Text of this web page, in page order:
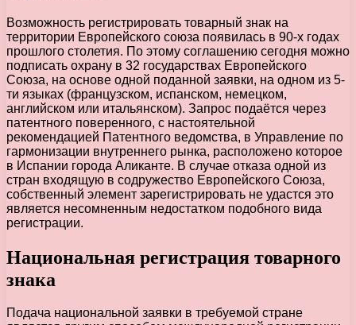
Возможность регистрировать товарный знак на
территории Европейского союза появилась в 90-х годах
прошлого столетия. По этому соглашению сегодня можно
подписать охрану в 32 государствах Европейского
Союза, на основе одной поданной заявки, на одном из 5-
ти языках (французском, испанском, немецком,
английском или итальянском). Запрос подаётся через
патентного поверенного, с настоятельной
рекомендацией Патентного ведомства, в Управление по
гармонизации внутреннего рынка, расположено которое
в Испании города Аликанте. В случае отказа одной из
стран входящую в содружество Европейского Союза,
собственный элемент зарегистрировать не удастся это
является несомненным недостатком подобного вида
регистрации.
Национальная регистрация товарного
знака
Подача национальной заявки в требуемой стране